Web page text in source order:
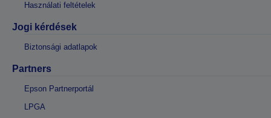
Használati feltételek
Jogi kérdések
Biztonsági adatlapok
Partners
Epson Partnerportál
LPGA